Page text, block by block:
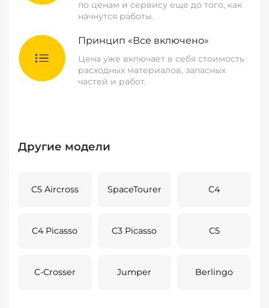
по ценам и сервису еще до того, как
начнутся работы.
Принцип «Все включено»
Цена уже включает в себя стоимость
расходных материалов, запасных
частей и работ.
Другие модели
C5 Aircross SpaceTourer C4
C4 Picasso C3 Picasso C5
C-Crosser Jumper Berlingo